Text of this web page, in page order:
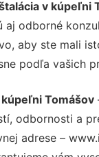
v kúpeľni
aj odborné
aby ste mali
podľa vašich
Tomášov
odbornosti a
adrese –